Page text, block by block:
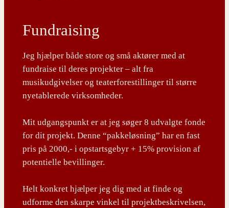
Fundraising
Jeg hjælper både store og små aktører med at
fundraise til deres projekter – alt fra
musikudgivelser og teaterforestillinger til større
nyetablerede virksomheder.
Mit udgangspunkt er at jeg søger 8 udvalgte fonde
for dit projekt. Denne “pakkeløsning” har en fast
pris på 2000,- i opstartsgebyr + 15% provision af
potentielle bevillinger.
Helt konkret hjælper jeg dig med at finde og
udforme den skarpe vinkel til projektbeskrivelsen,